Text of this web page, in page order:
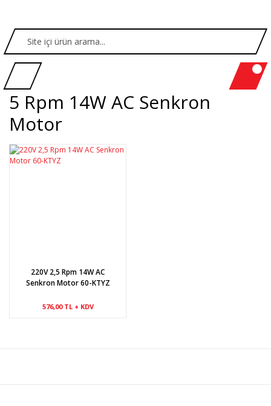
5 Rpm 14W AC Senkron
Motor
220V 2,5 Rpm 14W AC
Senkron Motor 60-KTYZ
576,00 TL + KDV